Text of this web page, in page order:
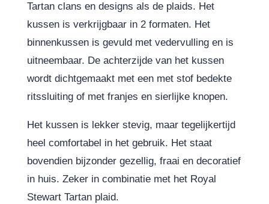
Tartan clans en designs als de plaids. Het
kussen is verkrijgbaar in 2 formaten. Het
binnenkussen is gevuld met vedervulling en is
uitneembaar. De achterzijde van het kussen
wordt dichtgemaakt met een met stof bedekte
ritssluiting of met franjes en sierlijke knopen.
Het kussen is lekker stevig, maar tegelijkertijd
heel comfortabel in het gebruik. Het staat
bovendien bijzonder gezellig, fraai en decoratief
in huis. Zeker in combinatie met het Royal
Stewart Tartan plaid.